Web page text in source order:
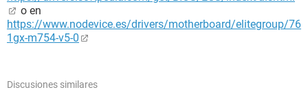
o en
https://www.nodevice.es/drivers/motherboard/elitegroup/76
1gx-m754-v5-0
Discusiones similares